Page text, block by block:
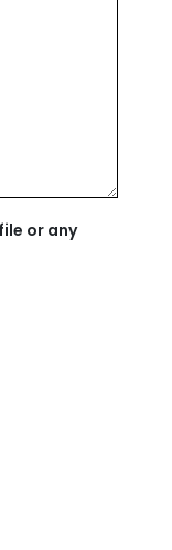
or any